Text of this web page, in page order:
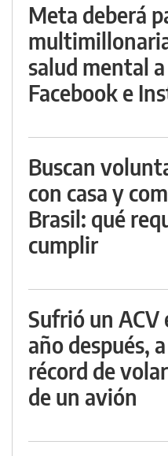
Meta deberá
salud mental
Facebook e
Buscan
con casa y
Brasil: qué
cumplir
Sufrió un ACV
año después,
récord de
de un avión